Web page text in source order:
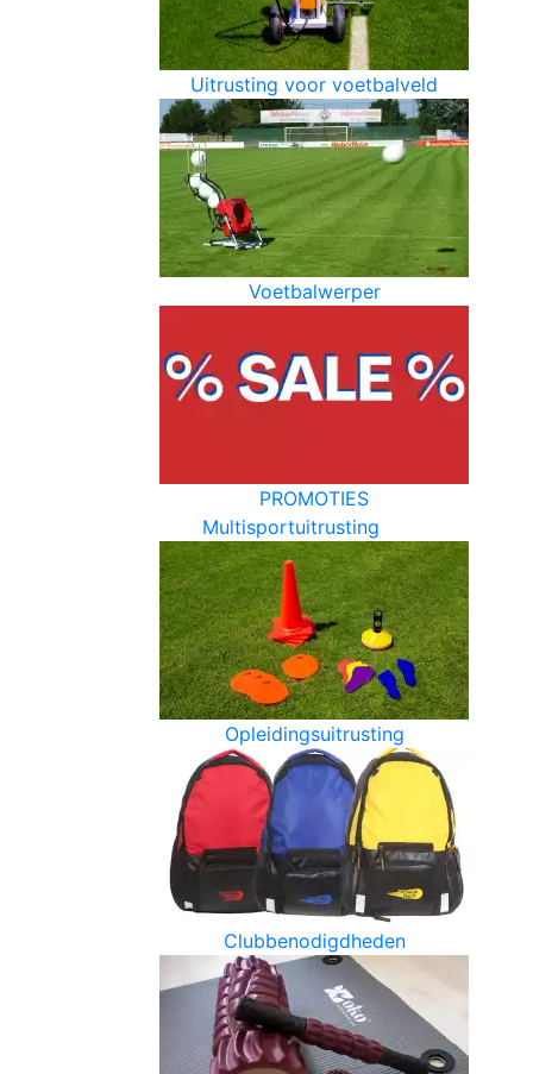
Uitrusting voor voetbalveld
Voetbalwerper
PROMOTIES
Multisportuitrusting
Opleidingsuitrusting
Clubbenodigdheden